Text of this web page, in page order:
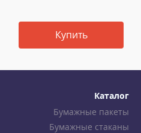
Купить
Каталог
Бумажные пакеты
Бумажные стаканы